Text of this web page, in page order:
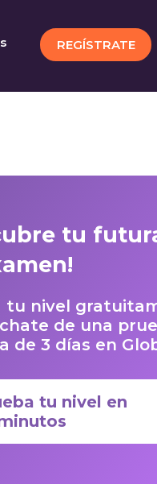
REGÍSTRATE
tu
tu nivel
de una
de 3 días en
tu nivel en